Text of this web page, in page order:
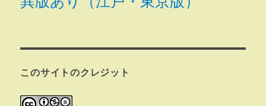
このサイトのクレジット